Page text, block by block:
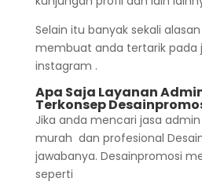
Selain itu banyak sekali
membuat anda tertarik pada
instagram .
Apa Saja Layanan
Terkonsep
Jika anda mencari jasa
murah dan profesional
jawabanya. Desainpromosi
seperti